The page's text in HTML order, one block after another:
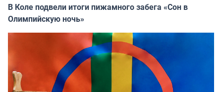
В Коле подвели итоги пижамного забега «Сон в
Олимпийскую ночь»